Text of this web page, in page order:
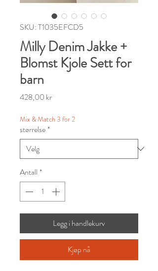
SKU: T1035EFCD5
Milly Denim Jakke +
Blomst Kjole Sett for
barn
428,00 krPris
Mix & Match 3 for 2
størrelse*
Antall *
Legg i handlekurv
Kjøp nå